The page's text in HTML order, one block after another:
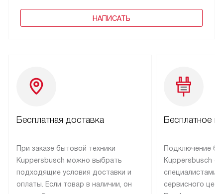
НАПИСАТЬ
Бесплатная доставка
При заказе бытовой техники
Kuppersbusch можно выбрать
подходящие условия доставки и
оплаты. Если товар в наличии, он
Бесплатное
Подключение
Kuppersbusch
специалистами
сервисного